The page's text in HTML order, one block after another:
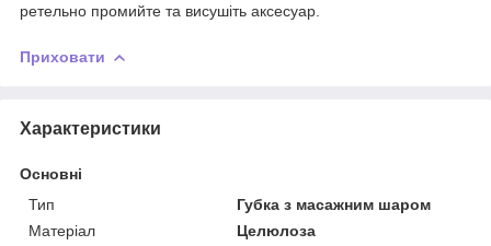
ретельно промийте та висушіть аксесуар.
Приховати
Характеристики
Основні
Тип
Губка з масажним шаром
Матеріал
Целюлоза